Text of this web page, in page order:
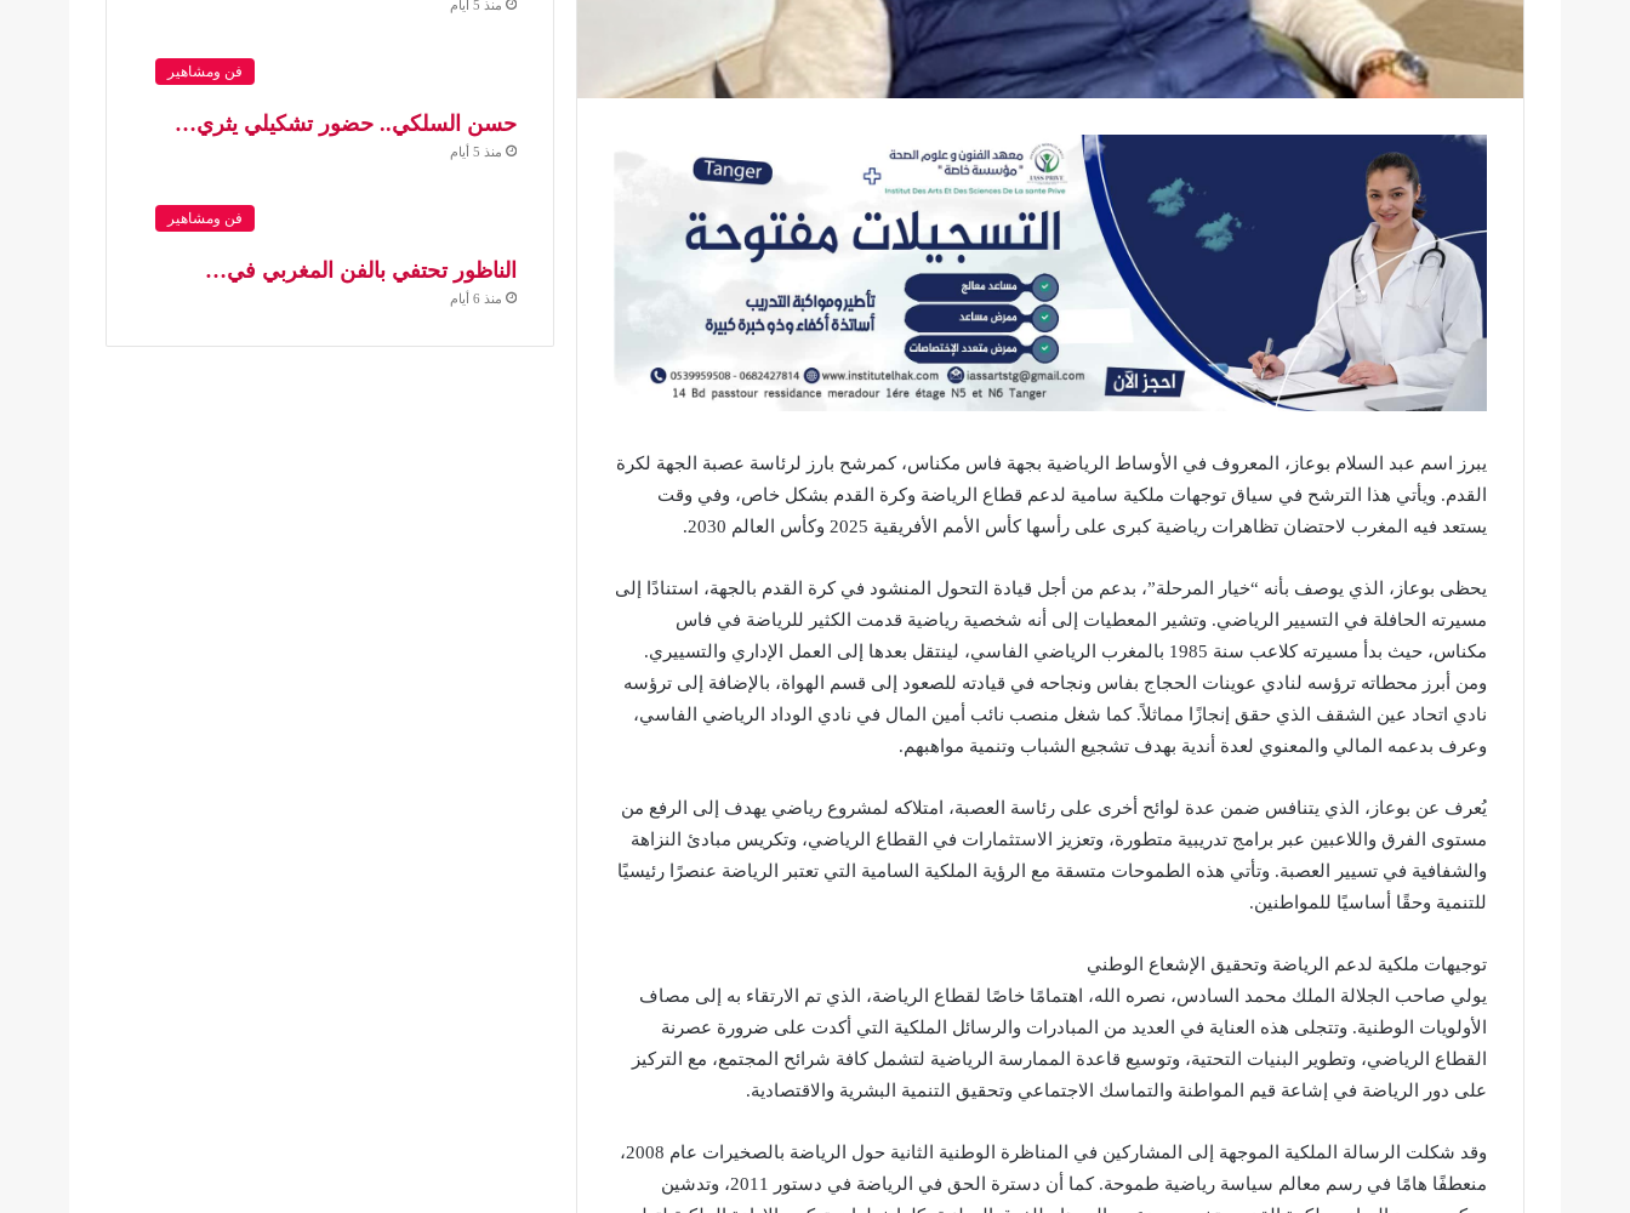
يبرز اسم عبد السلام بوعاز، المعروف في الأوساط الرياضية بجهة فاس مكناس، كمرشح بارز لرئاسة عصبة الجهة لكرة
القدم. ويأتي هذا الترشح في سياق توجهات ملكية سامية لدعم قطاع الرياضة وكرة القدم بشكل خاص، وفي وقت
يستعد فيه المغرب لاحتضان تظاهرات رياضية كبرى على رأسها كأس الأمم الأفريقية 2025 وكأس العالم 2030.
يحظى بوعاز، الذي يوصف بأنه “خيار المرحلة”، بدعم من أجل قيادة التحول المنشود في كرة القدم بالجهة، استنادًا إلى
مسيرته الحافلة في التسيير الرياضي. وتشير المعطيات إلى أنه شخصية رياضية قدمت الكثير للرياضة في فاس
مكناس، حيث بدأ مسيرته كلاعب سنة 1985 بالمغرب الرياضي الفاسي، لينتقل بعدها إلى العمل الإداري والتسييري.
ومن أبرز محطاته ترؤسه لنادي عوينات الحجاج بفاس ونجاحه في قيادته للصعود إلى قسم الهواة، بالإضافة إلى ترؤسه
نادي اتحاد عين الشقف الذي حقق إنجازًا مماثلاً. كما شغل منصب نائب أمين المال في نادي الوداد الرياضي الفاسي،
وعرف بدعمه المالي والمعنوي لعدة أندية بهدف تشجيع الشباب وتنمية مواهبهم.
يُعرف عن بوعاز، الذي يتنافس ضمن عدة لوائح أخرى على رئاسة العصبة، امتلاكه لمشروع رياضي يهدف إلى الرفع من
مستوى الفرق واللاعبين عبر برامج تدريبية متطورة، وتعزيز الاستثمارات في القطاع الرياضي، وتكريس مبادئ النزاهة
والشفافية في تسيير العصبة. وتأتي هذه الطموحات متسقة مع الرؤية الملكية السامية التي تعتبر الرياضة عنصرًا رئيسيًا
للتنمية وحقًا أساسيًا للمواطنين.
توجيهات ملكية لدعم الرياضة وتحقيق الإشعاع الوطني
يولي صاحب الجلالة الملك محمد السادس، نصره الله، اهتمامًا خاصًا لقطاع الرياضة، الذي تم الارتقاء به إلى مصاف
الأولويات الوطنية. وتتجلى هذه العناية في العديد من المبادرات والرسائل الملكية التي أكدت على ضرورة عصرنة
القطاع الرياضي، وتطوير البنيات التحتية، وتوسيع قاعدة الممارسة الرياضية لتشمل كافة شرائح المجتمع، مع التركيز
على دور الرياضة في إشاعة قيم المواطنة والتماسك الاجتماعي وتحقيق التنمية البشرية والاقتصادية.
وقد شكلت الرسالة الملكية الموجهة إلى المشاركين في المناظرة الوطنية الثانية حول الرياضة بالصخيرات عام 2008،
منعطفًا هامًا في رسم معالم سياسة رياضية طموحة. كما أن دسترة الحق في الرياضة في دستور 2011، وتدشين
منذ 5 أيام
فن ومشاهير
حسن السلكي.. حضور تشكيلي يثري…
منذ 5 أيام
فن ومشاهير
الناظور تحتفي بالفن المغربي في…
منذ 6 أيام